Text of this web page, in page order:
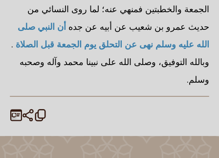
الجمعة والخطبتين فمنهي عنه؛ لما روى النسائي من
حديث عمرو بن شعيب عن أبيه عن جده أن النبي صلى
الله عليه وسلم نهى عن التحلق يوم الجمعة قبل الصلاة .
وبالله التوفيق، وصلى الله على نبينا محمد وآله وصحبه
وسلم.